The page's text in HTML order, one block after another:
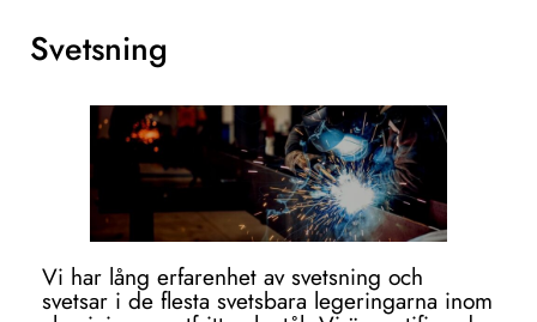
Svetsning
Vi har lång erfarenhet av svetsning och
svetsar i de flesta svetsbara legeringarna inom